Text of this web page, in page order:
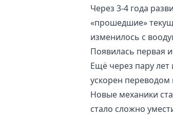
Через 3-4 года
«прошедшие»
изменилось с
Появилась первая
Ещё через пару лет
ускорен переводом
Новые механики
стало сложно